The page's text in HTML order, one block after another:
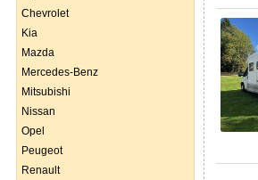
Chevrolet
Kia
Mazda
Mercedes-Benz
Mitsubishi
Nissan
Opel
Peugeot
Renault